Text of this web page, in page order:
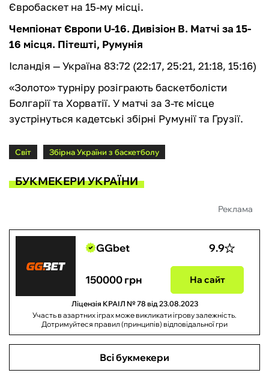
Євробаскет на 15-му місці.
Чемпіонат Європи U-16. Дивізіон В. Матчі за 15-
16 місця. Пітешті, Румунія
Ісландія — Україна 83:72 (22:17, 25:21, 21:18, 15:16)
«Золото» турніру розіграють баскетболісти
Болгарії та Хорватії. У матчі за 3-тє місце
зустрінуться кадетські збірні Румунії та Грузії.
Світ Збірна України з баскетболу
БУКМЕКЕРИ УКРАЇНИ
Реклама
GGbet 9.9
150000 грн На сайт
Ліцензія КРАІЛ № 78 від 23.08.2023
Участь в азартних іграх може викликати ігрову залежність.
Дотримуйтеся правил (принципів) відповідальної гри
Всі букмекери